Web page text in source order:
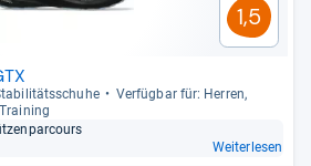
1,5
Ver­füg­bar für: Her­ren,
Weiterlesen